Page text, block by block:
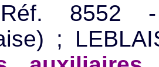
8552 -
;